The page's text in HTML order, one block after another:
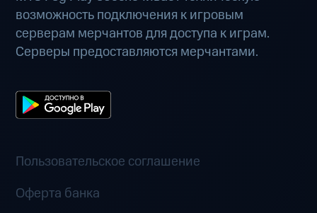
возможность подключения к игровым
серверам мерчантов для доступа к играм.
Серверы предоставляются мерчантами.
Пользовательское соглашение
Оферта банка